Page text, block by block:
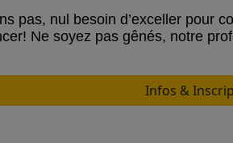
pas, nul besoin d’exceller pour
Ne soyez pas gênés, notre
Infos &